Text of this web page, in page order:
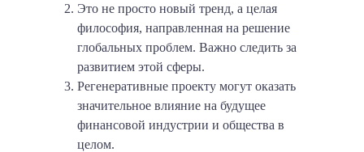
Это не просто новый тренд, а целая
философия, направленная на решение
глобальных проблем. Важно следить за
развитием этой сферы.
Регенеративные проекту могут оказать
значительное влияние на будущее
финансовой индустрии и общества в
целом.